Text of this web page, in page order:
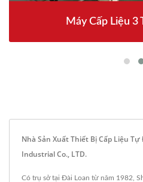
Máy Cấp Liệu 3
Nhà Sản Xuất Thiết Bị Cấp Liệu
Industrial Co., LTD.
Có trụ sở tại Đài Loan từ năm 1982,